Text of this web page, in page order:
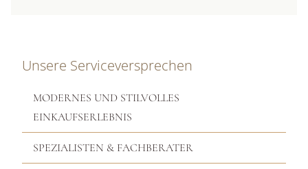
Unsere Serviceversprechen
MODERNES UND STILVOLLES
EINKAUFSERLEBNIS
SPEZIALISTEN & FACHBERATER